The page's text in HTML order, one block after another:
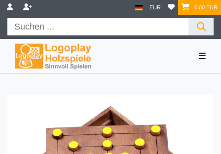
EUR 0,00 EUR
☰